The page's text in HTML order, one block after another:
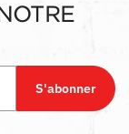
S'abonner